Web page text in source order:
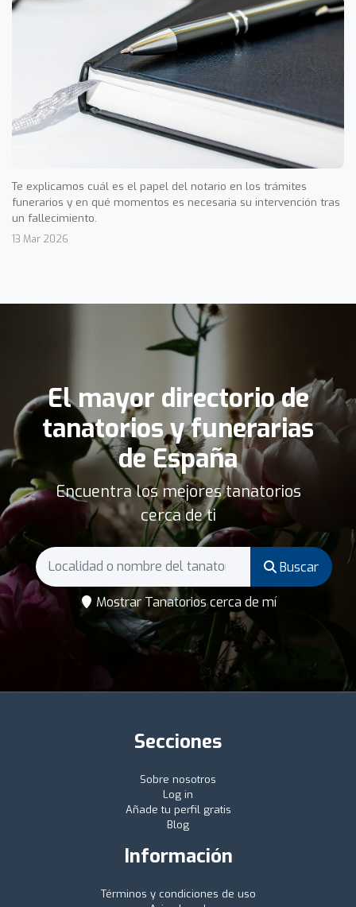
Te explicamos cuál es el papel del notario en los trámites
funerarios y en qué momentos es necesaria su intervención tras
un fallecimiento.
13 Mar 2026
El mayor directorio de
tanatorios y funerarias
de España
Encuentra los mejores tanatorios
cerca de ti
Buscar
Mostrar Tanatorios cerca de mí
Secciones
Sobre nosotros
Log in
Añade tu perfil gratis
Blog
Información
Términos y condiciones de uso